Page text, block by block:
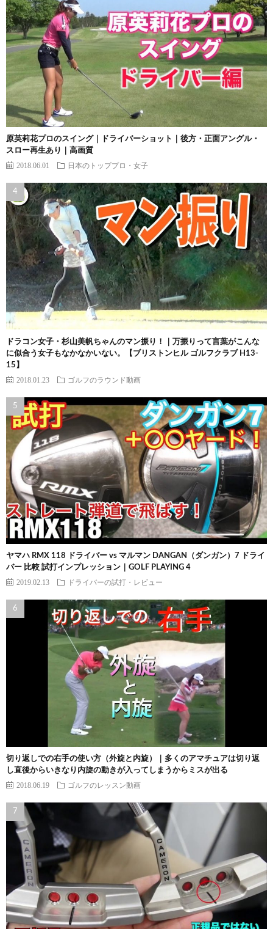
原英莉花プロのスイング｜ドライバーショット｜後方・正面アングル・
スロー再生あり｜高画質
2018.06.01 日本のトッププロ・女子
ドラコン女子・杉山美帆ちゃんのマン振り！｜万振りって言葉がこんな
に似合う女子もなかなかいない。【ブリストンヒル ゴルフクラブ H13-
15】
2018.01.23 ゴルフのラウンド動画
ヤマハ RMX 118 ドライバー vs マルマン DANGAN（ダンガン）7 ドライ
バー 比較 試打インプレッション｜GOLF PLAYING 4
2019.02.13 ドライバーの試打・レビュー
切り返しでの右手の使い方（外旋と内旋）｜多くのアマチュアは切り返
し直後からいきなり内旋の動きが入ってしまうからミスが出る
2018.06.19 ゴルフのレッスン動画